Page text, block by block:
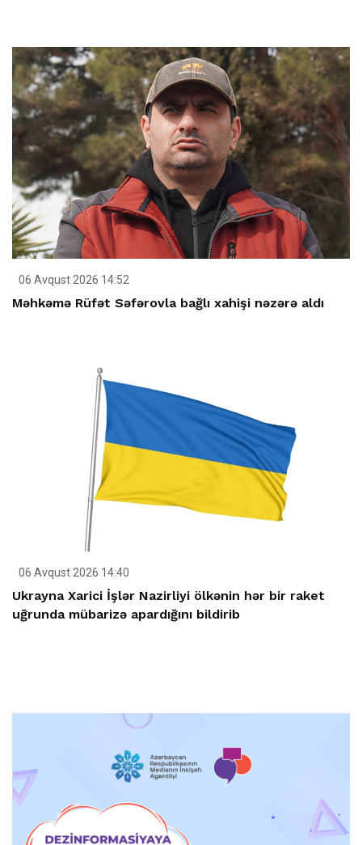
06 Avqust 2026 14:52
Məhkəmə Rüfət Səfərovla bağlı xahişi nəzərə aldı
06 Avqust 2026 14:40
Ukrayna Xarici İşlər Nazirliyi ölkənin hər bir raket
uğrunda mübarizə apardığını bildirib